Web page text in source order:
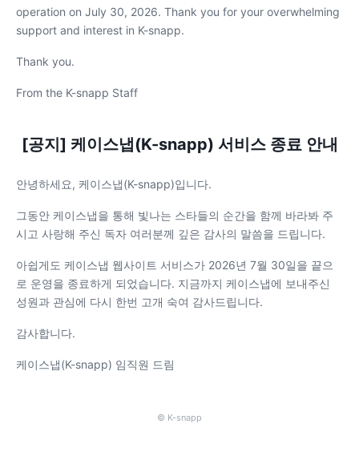
operation on July 30, 2026. Thank you for your overwhelming
support and interest in K-snapp.
Thank you.
From the K-snapp Staff
[공지] 케이스냅(K-snapp) 서비스 종료 안내
안녕하세요, 케이스냅(K-snapp)입니다.
그동안 케이스냅을 통해 빛나는 스타들의 순간을 함께 바라봐 주
시고 사랑해 주신 독자 여러분께 깊은 감사의 말씀을 드립니다.
아쉽게도 케이스냅 웹사이트 서비스가 2026년 7월 30일을 끝으
로 운영을 종료하게 되었습니다. 지금까지 케이스냅에 보내주신
성원과 관심에 다시 한번 고개 숙여 감사드립니다.
감사합니다.
케이스냅(K-snapp) 임직원 드림
© K-snapp